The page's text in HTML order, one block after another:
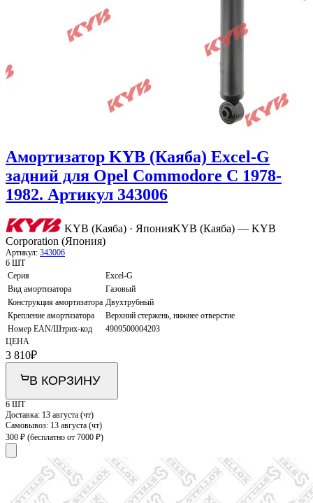
Амортизатор KYB (Каяба) Excel-G
задний для Opel Commodore C 1978-
1982. Артикул 343006
KYB (Каяба) · ЯпонияKYB (Каяба) — KYB
Corporation (Япония)
Артикул: 343006
6 ШТ
Серия
Excel-G
Вид амортизатора
Газовый
Конструкция амортизатора Двухтрубный
Крепление амортизатора
Верхний стержень, нижнее отверстие
Номер EAN/Штрих-код
4909500004203
ЦЕНА
3 810₽
В КОРЗИНУ
6 ШТ
Доставка: 13 августа (чт)
Самовывоз: 13 августа (чт)
300 ₽ (бесплатно от 7000 ₽)